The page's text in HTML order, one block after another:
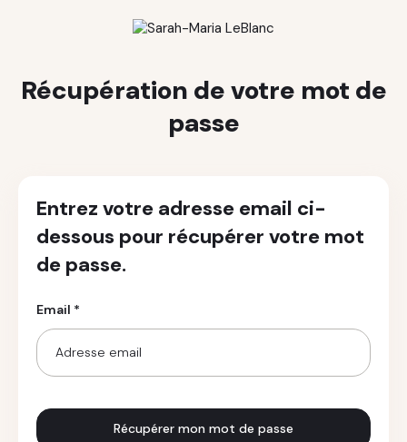
Récupération de votre mot de
passe
Entrez votre adresse email ci-
dessous pour récupérer votre mot
de passe.
Email *
Récupérer mon mot de passe